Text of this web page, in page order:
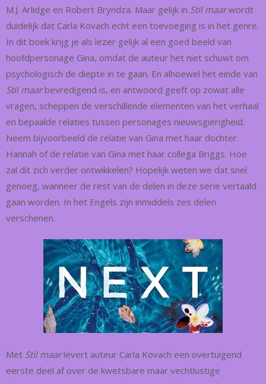
M.J. Arlidge en Robert Bryndza. Maar gelijk in Stil maarwordt
duidelijk dat Carla Kovach echt een toevoeging is in het genre.
In dit boek krijg je als lezer gelijk al een goed beeld van
hoofdpersonage Gina, omdat de auteur het niet schuwt om
psychologisch de diepte in te gaan. En alhoewel het einde van
Stil maarbevredigend is, en antwoord geeft op zowat alle
vragen, scheppen de verschillende elementen van het verhaal
en bepaalde relaties tussen personages nieuwsgierigheid.
Neem bijvoorbeeld de relatie van Gina met haar dochter
Hannah of de relatie van Gina met haar collega Briggs. Hoe
zal dit zich verder ontwikkelen? Hopelijk weten we dat snel
genoeg, wanneer de rest van de delen in deze serie vertaald
gaan worden. In het Engels zijn inmiddels zes delen
verschenen.
Met Stil maarlevert auteur Carla Kovach een overtuigend
eerste deel af over de kwetsbare maar vechtlustige